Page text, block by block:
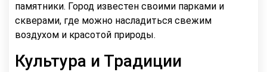
памятники. Город известен своими парками и
скверами, где можно насладиться свежим
воздухом и красотой природы.
Культура и Традиции